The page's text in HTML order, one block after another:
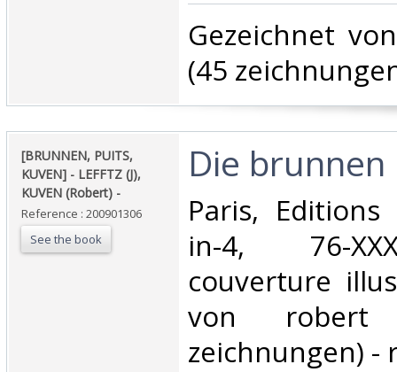
‎Gezeichnet
(45
‎[BRUNNEN, PUITS,
KUVEN] - LEFFTZ (J),
KUVEN (Robert) - ‎
Reference : 200901306
See the book
‎Die brunnen
‎Paris,
in-4, 76-
couverture
von robert
zeichnungen) -